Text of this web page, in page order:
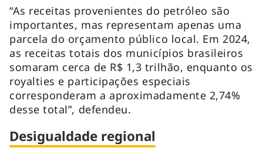
“As receitas provenientes do petróleo são
importantes, mas representam apenas uma
parcela do orçamento público local. Em 2024,
as receitas totais dos municípios brasileiros
somaram cerca de R$ 1,3 trilhão, enquanto os
royalties e participações especiais
corresponderam a aproximadamente 2,74%
desse total”, defendeu.
Desigualdade regional